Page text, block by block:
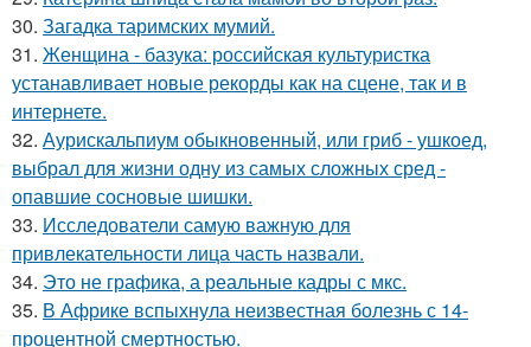
30. Загадка таримских мумий.
31. Женщина - базука: российская культуристка
устанавливает новые рекорды как на сцене, так и в
интернете.
32. Аурискальпиум обыкновенный, или гриб - ушкоед,
выбрал для жизни одну из самых сложных сред -
опавшие сосновые шишки.
33. Исследователи самую важную для
привлекательности лица часть назвали.
34. Это не графика, а реальные кадры с мкс.
35. В Африке вспыхнула неизвестная болезнь с 14-
процентной смертностью.